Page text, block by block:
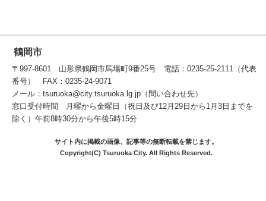
鶴岡市
〒997-8601 山形県鶴岡市馬場町9番25号 電話：0235-25-2111（代表
番号） FAX：0235-24-9071
メール：tsuruoka@city.tsuruoka.lg.jp（問い合わせ先）
窓口受付時間 月曜から金曜日（祝日及び12月29日から1月3日までを
除く）午前8時30分から午後5時15分
サイト内に掲載の画像、記事等の無断転載を禁じます。
Copyright(C) Tsuruoka City. All Rights Reserved.